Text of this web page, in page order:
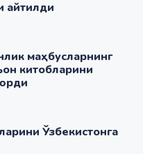
айтилди
маҳбусларнинг
китобларини
Ўзбекистонга